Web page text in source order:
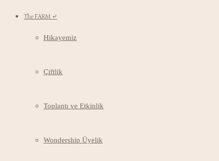
The FARM ⤶
Hikayemiz
Çiftlik
Toplantı ve Etkinlik
Wondership Üyelik